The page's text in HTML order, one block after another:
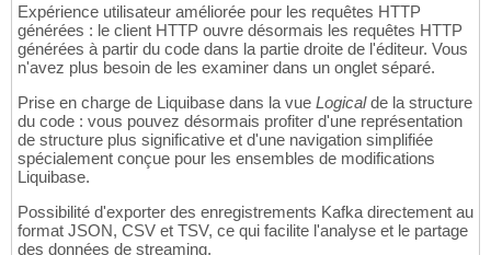
Expérience utilisateur améliorée pour les requêtes HTTP
générées : le client HTTP ouvre désormais les requêtes HTTP
générées à partir du code dans la partie droite de l'éditeur. Vous
n'avez plus besoin de les examiner dans un onglet séparé.
Prise en charge de Liquibase dans la vue Logicalde la structure
du code : vous pouvez désormais profiter d'une représentation
de structure plus significative et d'une navigation simplifiée
spécialement conçue pour les ensembles de modifications
Liquibase.
Possibilité d'exporter des enregistrements Kafka directement au
format JSON, CSV et TSV, ce qui facilite l'analyse et le partage
des données de streaming.